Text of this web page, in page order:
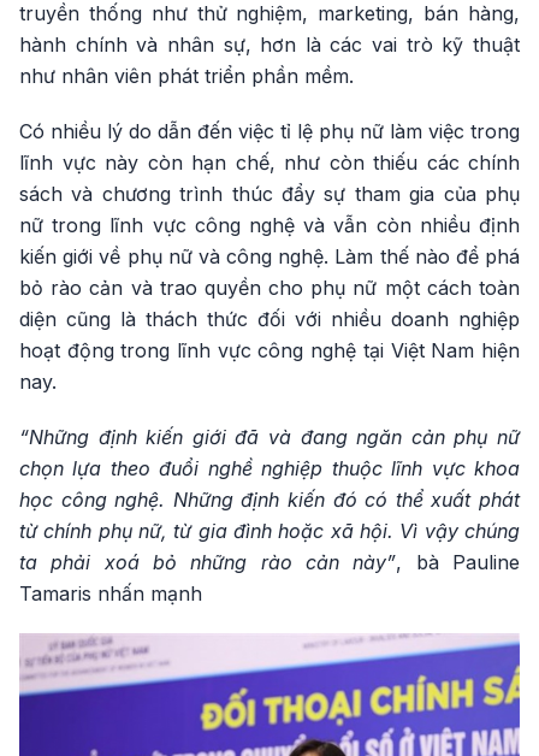
truyền thống như thử nghiệm, marketing, bán hàng,
hành chính và nhân sự, hơn là các vai trò kỹ thuật
như nhân viên phát triển phần mềm.
Có nhiều lý do dẫn đến việc tỉ lệ phụ nữ làm việc trong
lĩnh vực này còn hạn chế, như còn thiếu các chính
sách và chương trình thúc đẩy sự tham gia của phụ
nữ trong lĩnh vực công nghệ và vẫn còn nhiều định
kiến giới về phụ nữ và công nghệ. Làm thế nào để phá
bỏ rào cản và trao quyền cho phụ nữ một cách toàn
diện cũng là thách thức đối với nhiều doanh nghiệp
hoạt động trong lĩnh vực công nghệ tại Việt Nam hiện
nay.
“Những định kiến giới đã và đang ngăn cản phụ nữ
chọn lựa theo đuổi nghề nghiệp thuộc lĩnh vực khoa
học công nghệ. Những định kiến đó có thể xuất phát
từ chính phụ nữ, từ gia đình hoặc xã hội. Vì vậy chúng
ta phải xoá bỏ những rào cản này”, bà Pauline
Tamaris nhấn mạnh